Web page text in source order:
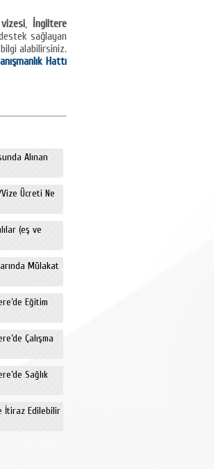
, İngiltere
sağlayan
alabilirsiniz.
Hattı
Alınan
Ücreti Ne
(eş ve
Mülakat
Eğitim
Çalışma
Sağlık
İtiraz Edilebilir